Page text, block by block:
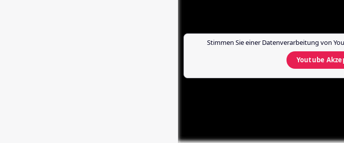
Stimmen Sie einer Datenverarbeitung von
Youtube